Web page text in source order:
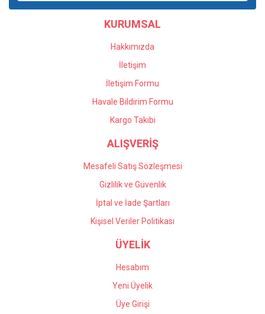
KURUMSAL
Hakkımızda
İletişim
İletişim Formu
Havale Bildirim Formu
Kargo Takibi
ALIŞVERİŞ
Mesafeli Satış Sözleşmesi
Gizlilik ve Güvenlik
İptal ve İade Şartları
Kişisel Veriler Politikası
ÜYELİK
Hesabım
Yeni Üyelik
Üye Girişi